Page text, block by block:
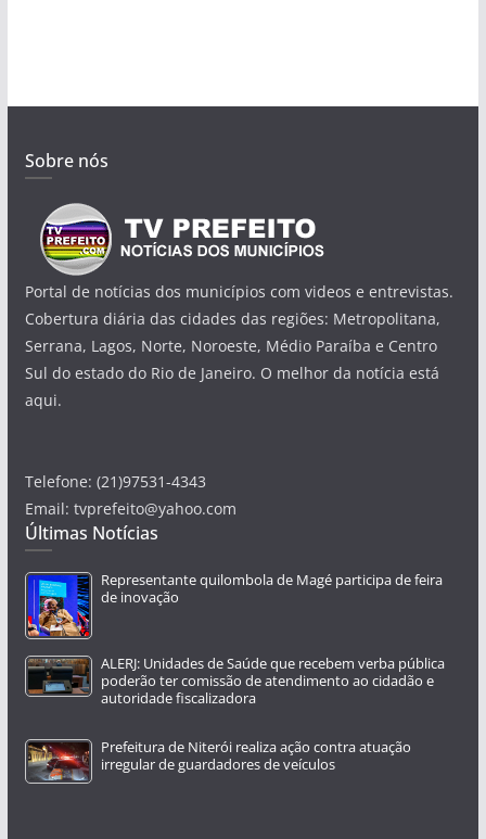
Sobre nós
Portal de notícias dos municípios com videos e entrevistas.
Cobertura diária das cidades das regiões: Metropolitana,
Serrana, Lagos, Norte, Noroeste, Médio Paraíba e Centro
Sul do estado do Rio de Janeiro. O melhor da notícia está
aqui.
Telefone: (21)97531-4343
Email: tvprefeito@yahoo.com
Últimas Notícias
Representante quilombola de Magé participa de feira
de inovação
ALERJ: Unidades de Saúde que recebem verba pública
poderão ter comissão de atendimento ao cidadão e
autoridade fiscalizadora
Prefeitura de Niterói realiza ação contra atuação
irregular de guardadores de veículos